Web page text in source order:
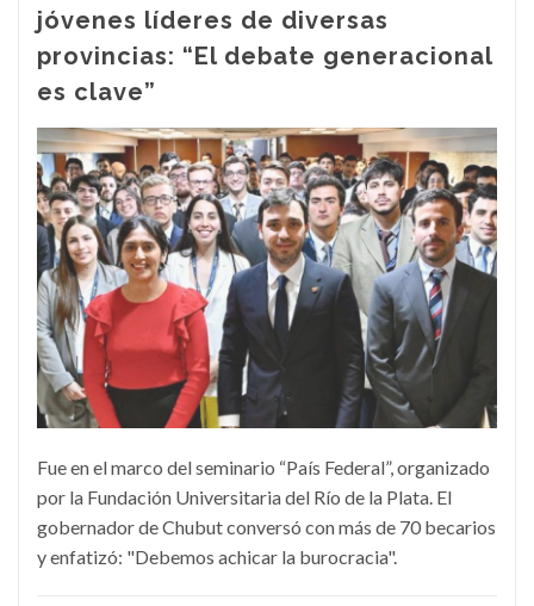
jóvenes líderes de diversas
provincias: “El debate generacional
es clave”
Fue en el marco del seminario “País Federal”, organizado
por la Fundación Universitaria del Río de la Plata. El
gobernador de Chubut conversó con más de 70 becarios
y enfatizó: "Debemos achicar la burocracia".